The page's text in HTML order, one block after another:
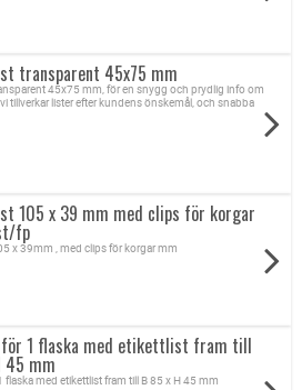
transparent 45x75 mm
45x75 mm, för en snygg och prydlig info om
tillverkar lister efter kundens önskemål, och snabba
105 x 39 mm med clips för korgar
fp
x 39mm , med clips för korgar mm
1 flaska med etikettlist fram till
45 mm
flaska med etikettlist fram till B 85 x H 45 mm